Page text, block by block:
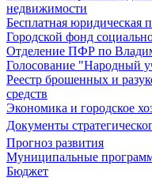
недвижимости
Бесплатная юридическая
Городской фонд
Отделение ПФР по
Голосование "Народный
Реестр брошенных и
средств
Экономика и городское
Документы
Прогноз развития
Муниципальные
Бюджет